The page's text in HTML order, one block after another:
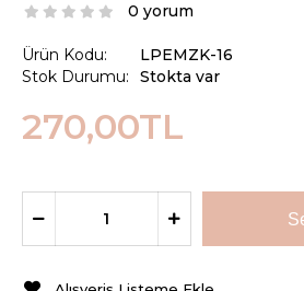
0 yorum
Ürün Kodu:
Stok Durumu:
LPEMZK-16
Stokta var
270,00TL